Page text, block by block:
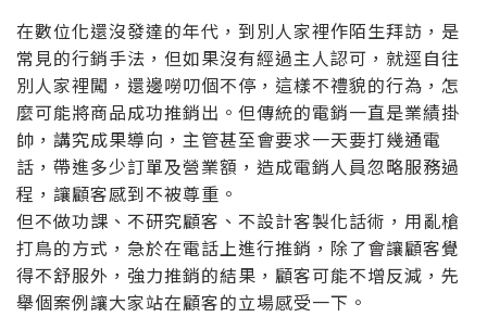
在數位化還沒發達的年代，到別人家裡作陌生拜訪，是
常見的行銷手法，但如果沒有經過主人認可，就逕自往
別人家裡闖，還邊嘮叨個不停，這樣不禮貌的行為，怎
麼可能將商品成功推銷出。但傳統的電銷一直是業績掛
帥，講究成果導向，主管甚至會要求一天要打幾通電
話，帶進多少訂單及營業額，造成電銷人員忽略服務過
程，讓顧客感到不被尊重。
但不做功課、不研究顧客、不設計客製化話術，用亂槍
打鳥的方式，急於在電話上進行推銷，除了會讓顧客覺
得不舒服外，強力推銷的結果，顧客可能不增反減，先
舉個案例讓大家站在顧客的立場感受一下。